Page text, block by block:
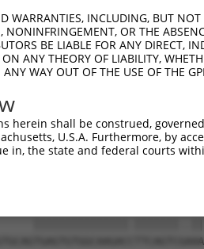
WARRANTIES, INCLUDING, BUT
NONINFRINGEMENT, OR THE
BE LIABLE FOR ANY DIRECT,
ANY THEORY OF LIABILITY,
WAY OUT OF THE USE OF THE
herein shall be construed,
U.S.A. Furthermore, by
in, the state and federal courts